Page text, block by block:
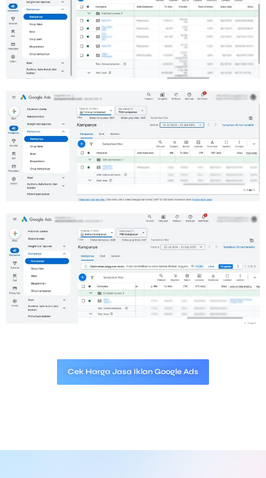
Cek Harga Jasa Iklan Google Ads